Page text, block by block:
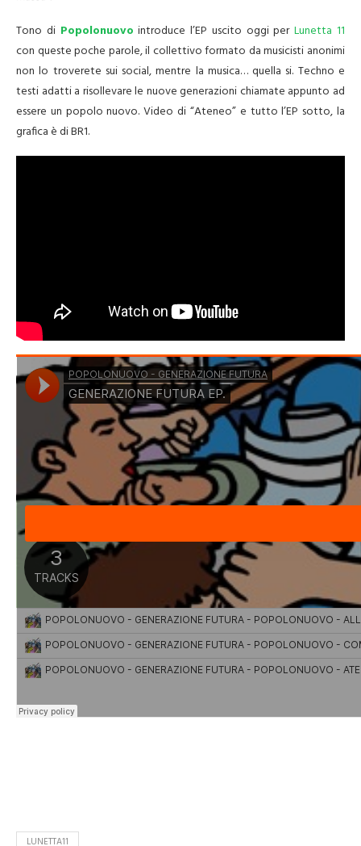
Tono di Popolonuovo introduce l’EP uscito oggi perLunetta 11
con queste poche parole, il collettivo formato da musicisti anonimi
non lo troverete sui social, mentre la musica… quella si. Techno e
testi adatti a risollevare le nuove generazioni chiamate appunto ad
essere un popolo nuovo. Video di “Ateneo” e tutto l’EP sotto, la
grafica è di BR1.
LUNETTA11